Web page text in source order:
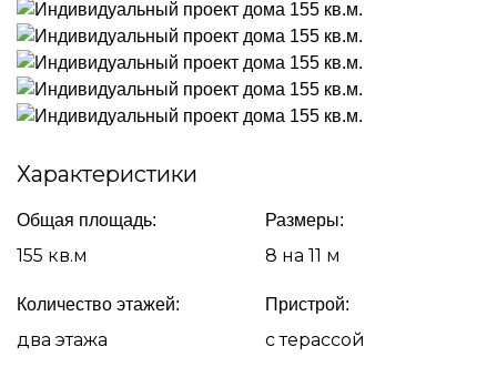
Характеристики
Общая площадь:
155 кв.м
Размеры:
8 на 11 м
Количество этажей:
два этажа
Пристрой:
с терассой